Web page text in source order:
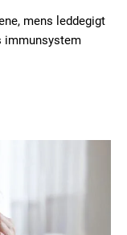
mens leddegigt
immunsystem